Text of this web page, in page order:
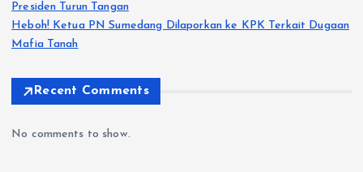
Presiden Turun Tangan
Heboh! Ketua PN Sumedang Dilaporkan ke KPK Terkait Dugaan
Mafia Tanah
Recent Comments
No comments to show.